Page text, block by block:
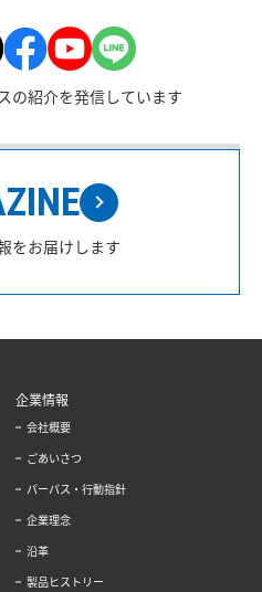
の紹介を発信しています
をお届けします
企業情報
会社概要
ごあいさつ
パーパス・行動指針
企業理念
沿革
製品ヒストリー